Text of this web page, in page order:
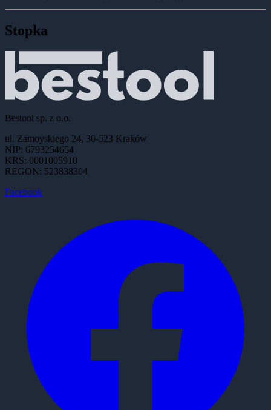
Stopka
Bestool sp. z o.o.
ul. Zamoyskiego 24, 30-523 Kraków
NIP: 6793254654
KRS: 0001005910
REGON: 523838304
Facebook